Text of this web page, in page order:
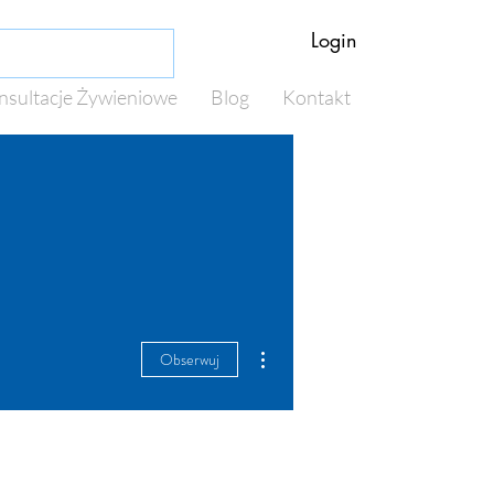
Login
Żywieniowe Blog Kontakt
Obserwuj